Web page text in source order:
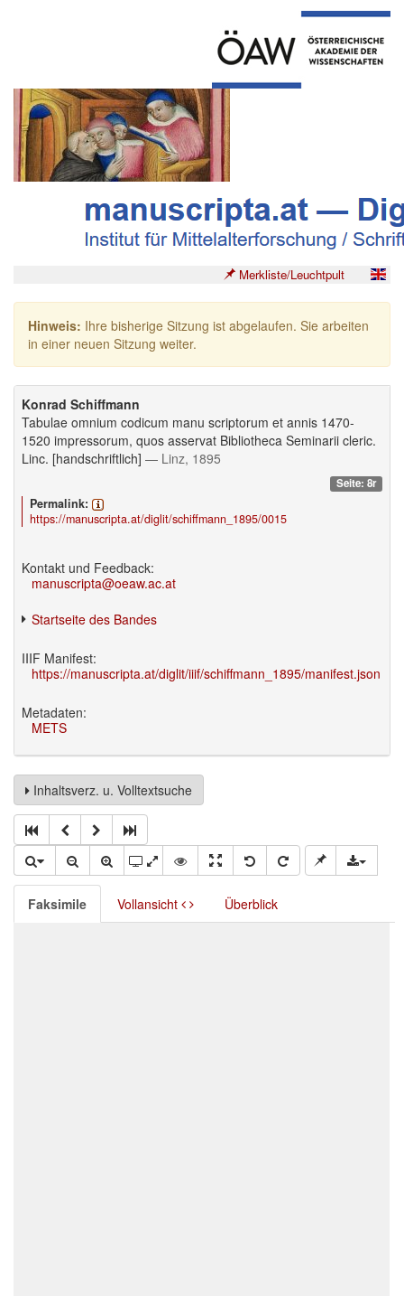
Merkliste/Leuchtpult
Hinweis: Ihre bisherige Sitzung ist abgelaufen. Sie arbeiten
in einer neuen Sitzung weiter.
Konrad Schiffmann
Tabulae omnium codicum manu scriptorum et annis 1470-
1520 impressorum, quos asservat Bibliotheca Seminarii cleric.
Linc. [handschriftlich] — Linz, 1895
Seite: 8r
Permalink:
https://manuscripta.at/diglit/schiffmann_1895/0015
Kontakt und Feedback:
manuscripta@oeaw.ac.at
Startseite des Bandes
IIIF Manifest:
https://manuscripta.at/diglit/iiif/schiffmann_1895/manifest.json
Metadaten:
METS
Inhaltsverz. u. Volltextsuche
Faksimile Vollansicht Überblick